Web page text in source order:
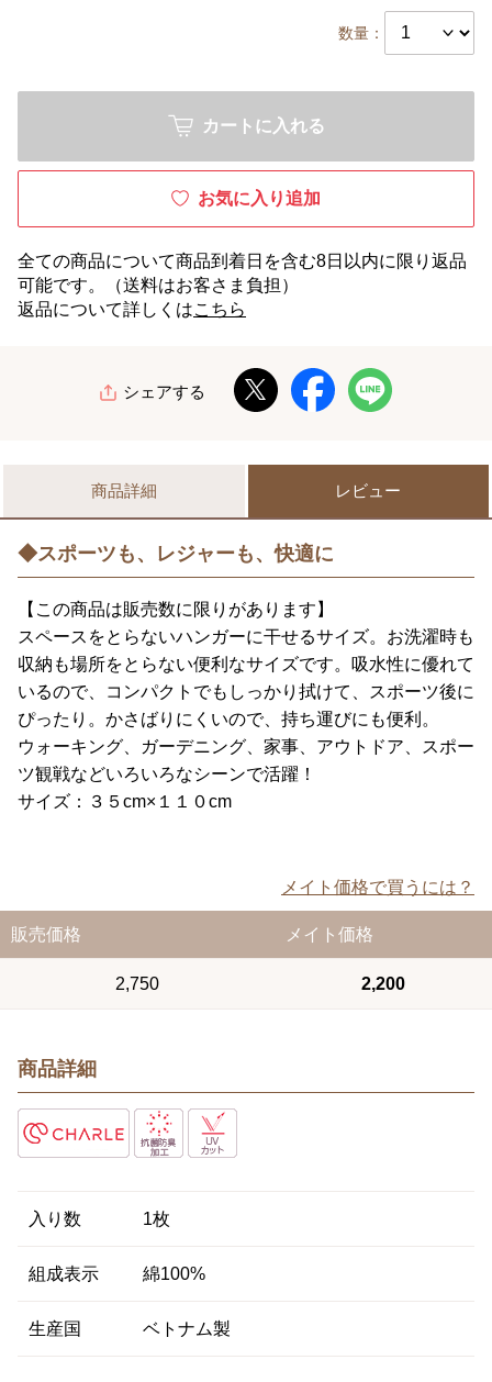
数量：
カートに入れる
お気に入り追加
全ての商品について商品到着日を含む8日以内に限り返品
可能です。（送料はお客さま負担）
返品について詳しくはこちら
シェアする
商品詳細 レビュー
◆スポーツも、レジャーも、快適に
【この商品は販売数に限りがあります】
スペースをとらないハンガーに干せるサイズ。お洗濯時も
収納も場所をとらない便利なサイズです。吸水性に優れて
いるので、コンパクトでもしっかり拭けて、スポーツ後に
ぴったり。かさばりにくいので、持ち運びにも便利。
ウォーキング、ガーデニング、家事、アウトドア、スポー
ツ観戦などいろいろなシーンで活躍！
サイズ：３５cm×１１０cm
メイト価格で買うには？
販売価格 メイト価格
2,750 2,200
商品詳細
入り数 1枚
組成表示 綿100%
生産国 ベトナム製